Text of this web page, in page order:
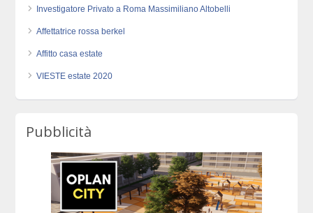
Investigatore Privato a Roma Massimiliano Altobelli
Affettatrice rossa berkel
Affitto casa estate
VIESTE estate 2020
Pubblicità